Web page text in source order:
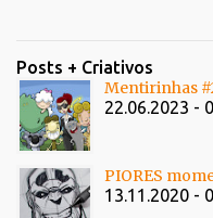
Posts + Criativos
Mentirinhas
22.06.2023 -
PIORES
13.11.2020 -